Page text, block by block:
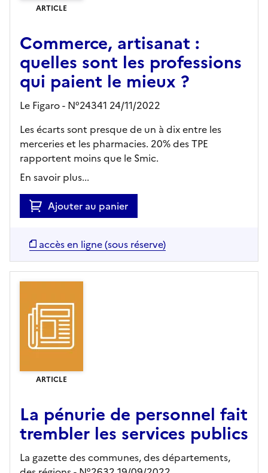
ARTICLE
Commerce, artisanat :
quelles sont les professions
qui paient le mieux ?
Le Figaro - N°24341 24/11/2022
Les écarts sont presque de un à dix entre les
merceries et les pharmacies. 20% des TPE
rapportent moins que le Smic.
En savoir plus...
Ajouter au panier
accès en ligne (sous réserve)
ARTICLE
La pénurie de personnel fait
trembler les services publics
La gazette des communes, des départements,